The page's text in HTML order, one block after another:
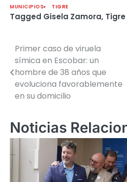
MUNICIPIOS
TIGRE
Tagged Gisela Zamora, Tigre
Navegación
de
entradas
Primer caso de viruela
símica en Escobar: un
hombre de 38 años que
evoluciona favorablemente
en su domicilio
Noticias